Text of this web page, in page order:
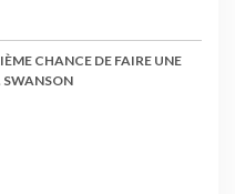
CHANCE DE FAIRE UNE
SWANSON